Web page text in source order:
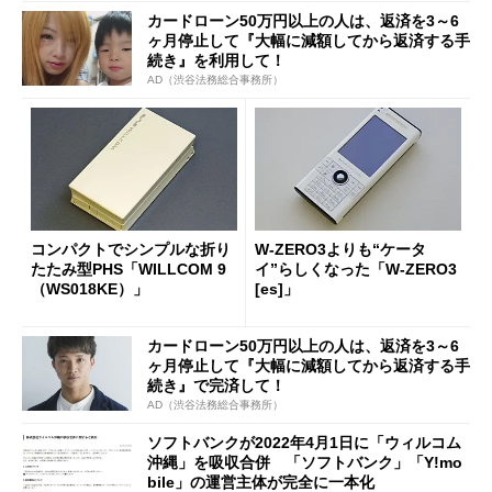
カードローン50万円以上の人は、返済を3～6
ヶ月停止して『大幅に減額してから返済する手
続き』を利用して！
AD（渋谷法務総合事務所）
コンパクトでシンプルな折り
たたみ型PHS「WILLCOM 9
（WS018KE）」
W-ZERO3よりも“ケータ
イ”らしくなった「W-ZERO3
[es]」
カードローン50万円以上の人は、返済を3～6
ヶ月停止して『大幅に減額してから返済する手
続き』で完済して！
AD（渋谷法務総合事務所）
ソフトバンクが2022年4月1日に「ウィルコム
沖縄」を吸収合併 「ソフトバンク」「Y!mo
bile」の運営主体が完全に一本化